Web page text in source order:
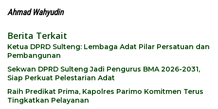
Ahmad Wahyudin
Berita Terkait
Ketua DPRD Sulteng: Lembaga Adat Pilar Persatuan dan
Pembangunan
Sekwan DPRD Sulteng Jadi Pengurus BMA 2026-2031,
Siap Perkuat Pelestarian Adat
Raih Predikat Prima, Kapolres Parimo Komitmen Terus
Tingkatkan Pelayanan